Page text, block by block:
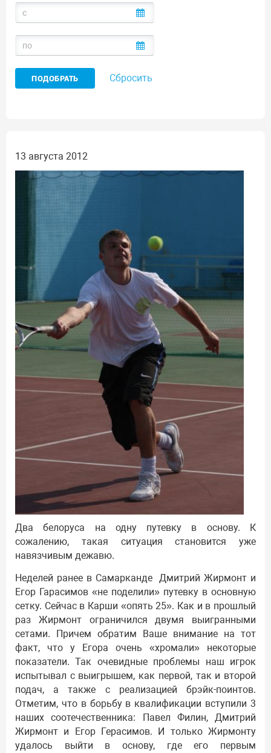
Сбросить
13 августа 2012
Два белоруса на одну путевку в основу. К
сожалению, такая ситуация становится уже
навязчивым дежавю.
Неделей ранее в Самарканде Дмитрий Жирмонт и
Егор Гарасимов «не поделили» путевку в основную
сетку. Сейчас в Карши «опять 25». Как и в прошлый
раз Жирмонт ограничился двумя выигранными
сетами. Причем обратим Ваше внимание на тот
факт, что у Егора очень «хромали» некоторые
показатели. Так очевидные проблемы наш игрок
испытывал с выигрышем, как первой, так и второй
подач, а также с реализацией брэйк-поинтов.
Отметим, что в борьбу в квалификации вступили 3
наших соотечественника: Павел Филин, Дмитрий
Жирмонт и Егор Герасимов. И только Жирмонту
удалось выйти в основу, где его первым